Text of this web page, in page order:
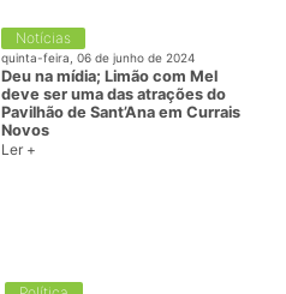
Notícias
quinta-feira, 06 de junho de 2024
Deu na mídia; Limão com Mel
deve ser uma das atrações do
Pavilhão de Sant’Ana em Currais
Novos
Ler +